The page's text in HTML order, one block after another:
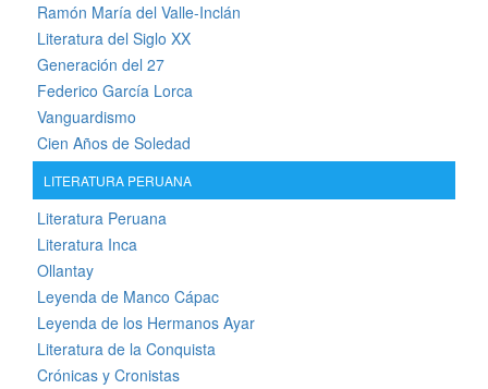
Ramón María del Valle-Inclán
Literatura del Siglo XX
Generación del 27
Federico García Lorca
Vanguardismo
Cien Años de Soledad
LITERATURA PERUANA
Literatura Peruana
Literatura Inca
Ollantay
Leyenda de Manco Cápac
Leyenda de los Hermanos Ayar
Literatura de la Conquista
Crónicas y Cronistas